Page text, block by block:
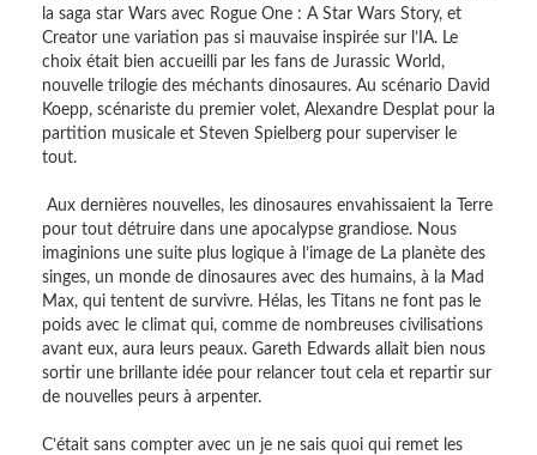
la saga star Wars avec Rogue One : A Star Wars Story, et
Creator une variation pas si mauvaise inspirée sur l’IA. Le
choix était bien accueilli par les fans de Jurassic World,
nouvelle trilogie des méchants dinosaures. Au scénario David
Koepp, scénariste du premier volet, Alexandre Desplat pour la
partition musicale et Steven Spielberg pour superviser le
tout.
Aux dernières nouvelles, les dinosaures envahissaient la Terre
pour tout détruire dans une apocalypse grandiose. Nous
imaginions une suite plus logique à l’image de La planète des
singes, un monde de dinosaures avec des humains, à la Mad
Max, qui tentent de survivre. Hélas, les Titans ne font pas le
poids avec le climat qui, comme de nombreuses civilisations
avant eux, aura leurs peaux. Gareth Edwards allait bien nous
sortir une brillante idée pour relancer tout cela et repartir sur
de nouvelles peurs à arpenter.
C’était sans compter avec un je ne sais quoi qui remet les